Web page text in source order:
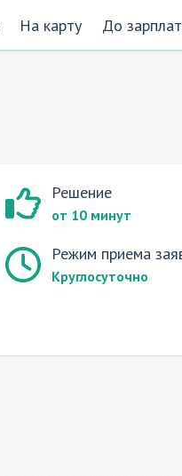
На карту До
Решение
от 10 минут
Режим приема
Круглосуточно